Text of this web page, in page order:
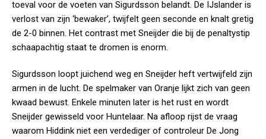
toeval voor de voeten van Sigurdsson belandt. De IJslander is
verlost van zijn ‘bewaker’, twijfelt geen seconde en knalt gretig
de 2-0 binnen. Het contrast met Sneijder die bij de penaltystip
schaapachtig staat te dromen is enorm.
Sigurdsson loopt juichend weg en Sneijder heft vertwijfeld zijn
armen in de lucht. De spelmaker van Oranje lijkt zich van geen
kwaad bewust. Enkele minuten later is het rust en wordt
Sneijder gewisseld voor Huntelaar. Na afloop rijst de vraag
waarom Hiddink niet een verdediger of controleur De Jong